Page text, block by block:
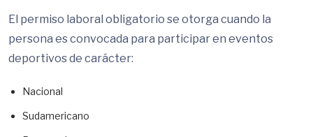
El permiso laboral obligatorio se otorga cuando la
persona es convocada para participar en eventos
deportivos de carácter:
Nacional
Sudamericano